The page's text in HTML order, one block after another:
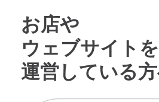
お店や
ウェブサイトを
運営している